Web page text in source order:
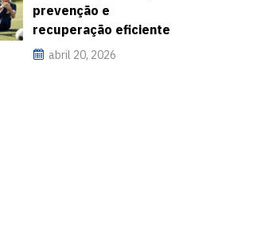
prevenção e
recuperação eficiente
abril 20, 2026